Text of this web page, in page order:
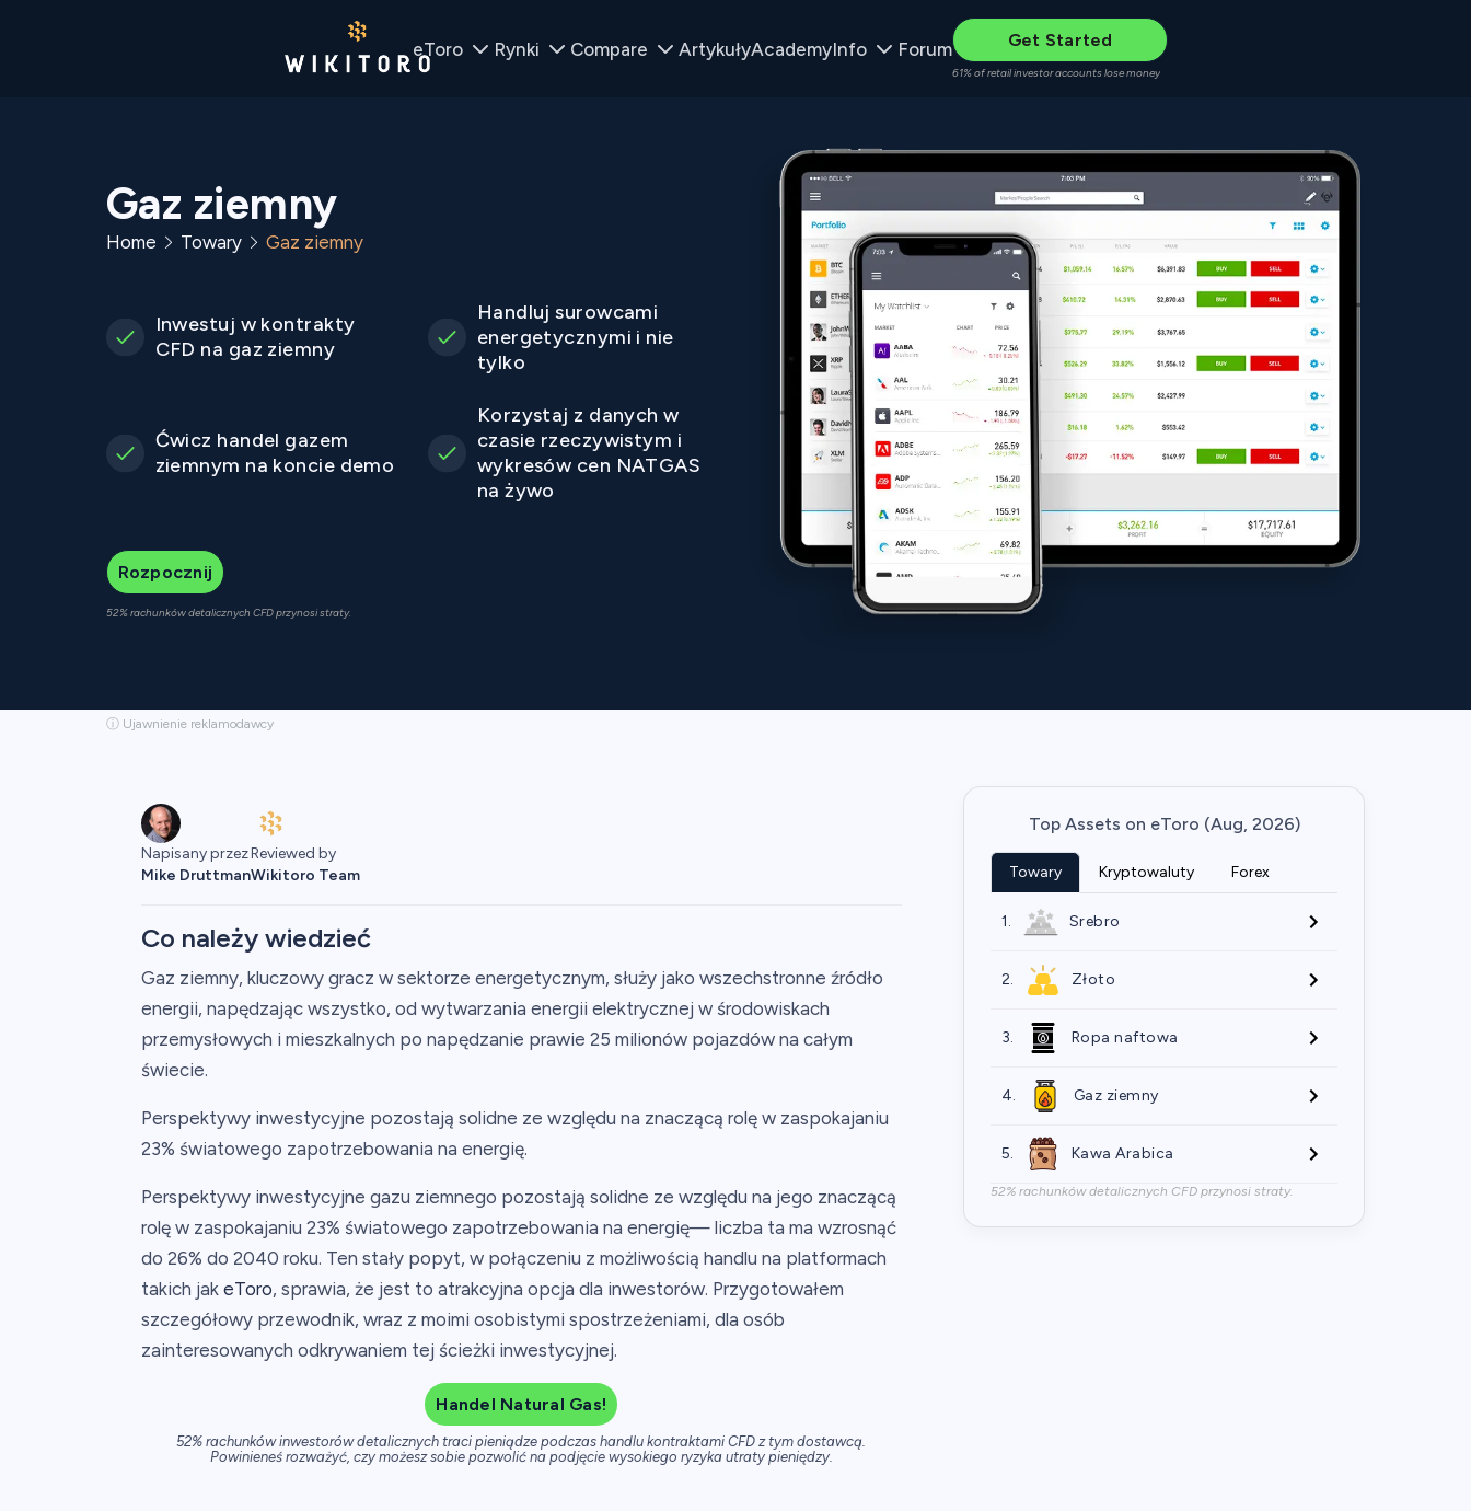
eToro Rynki Compare ArtykułyAcademyInfo Forum Get Started
61% of retail investor accounts lose money
Gaz ziemny
Home Towary Gaz ziemny
Inwestuj w kontrakty
CFD na gaz ziemny
Handluj surowcami
energetycznymi i nie
tylko
Ćwicz handel gazem
ziemnym na koncie demo
Korzystaj z danych w
czasie rzeczywistym i
wykresów cen NATGAS
na żywo
Rozpocznij
52% rachunków detalicznych CFD przynosi straty.
ⓘ Ujawnienie reklamodawcy
Napisany przez
Mike Druttman
Reviewed by
Wikitoro Team
Co należy wiedzieć
Gaz ziemny, kluczowy gracz w sektorze energetycznym, służy jako wszechstronne źródło
energii, napędzając wszystko, od wytwarzania energii elektrycznej w środowiskach
przemysłowych i mieszkalnych po napędzanie prawie 25 milionów pojazdów na całym
świecie.
Perspektywy inwestycyjne pozostają solidne ze względu na znaczącą rolę w zaspokajaniu
23% światowego zapotrzebowania na energię.
Perspektywy inwestycyjne gazu ziemnego pozostają solidne ze względu na jego znaczącą
rolę w zaspokajaniu 23% światowego zapotrzebowania na energię— liczba ta ma wzrosnąć
do 26% do 2040 roku. Ten stały popyt, w połączeniu z możliwością handlu na platformach
takich jak eToro, sprawia, że jest to atrakcyjna opcja dla inwestorów. Przygotowałem
szczegółowy przewodnik, wraz z moimi osobistymi spostrzeżeniami, dla osób
zainteresowanych odkrywaniem tej ścieżki inwestycyjnej.
Handel Natural Gas!
52% rachunków inwestorów detalicznych traci pieniądze podczas handlu kontraktami CFD z tym dostawcą.
Powinieneś rozważyć, czy możesz sobie pozwolić na podjęcie wysokiego ryzyka utraty pieniędzy.
Top Assets on eToro (Aug, 2026)
Towary Kryptowaluty Forex
1. Srebro
2. Złoto
3. Ropa naftowa
4. Gaz ziemny
5. Kawa Arabica
52% rachunków detalicznych CFD przynosi straty.